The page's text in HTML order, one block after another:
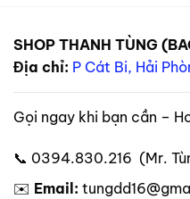
SHOP THANH TÙNG
Địa chỉ: P Cát Bi, Hải
Gọi ngay khi bạn cần –
📞 0394.830.216 (Mr.
✉️ Email: